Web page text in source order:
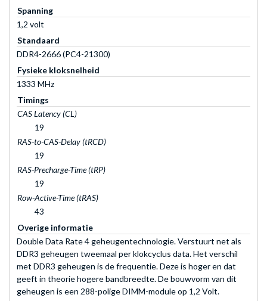
Spanning
1,2 volt
Standaard
DDR4-2666 (PC4-21300)
Fysieke kloksnelheid
1333 MHz
Timings
CAS Latency (CL)
19
RAS-to-CAS-Delay (tRCD)
19
RAS-Precharge-Time (tRP)
19
Row-Active-Time (tRAS)
43
Overige informatie
Double Data Rate 4 geheugentechnologie. Verstuurt net als
DDR3 geheugen tweemaal per klokcyclus data. Het verschil
met DDR3 geheugen is de frequentie. Deze is hoger en dat
geeft in theorie hogere bandbreedte. De bouwvorm van dit
geheugen is een 288-polige DIMM-module op 1,2 Volt.